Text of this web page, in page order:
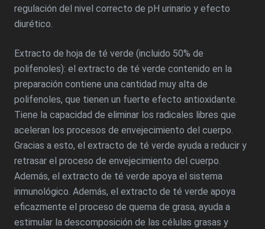
regulación del nivel correcto de pH urinario y efecto
diurético.
Extracto de hoja de té verde (incluido 50% de
polifenoles): el extracto de té verde contenido en la
preparación contiene una cantidad muy alta de
polifenoles, que tienen un fuerte efecto antioxidante.
Tiene la capacidad de eliminar los radicales libres que
aceleran los procesos de envejecimiento del cuerpo.
Gracias a esto, el extracto de té verde ayuda a reducir y
retrasar el proceso de envejecimiento del cuerpo.
Además, el extracto de té verde apoya el sistema
inmunológico. Además, el extracto de té verde apoya
eficazmente el proceso de quema de grasa, ayuda a
estimular la descomposición de las células grasas y